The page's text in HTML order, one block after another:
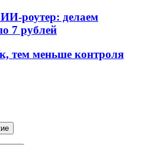
роутер: делаем
7 рублей
тем меньше контроля